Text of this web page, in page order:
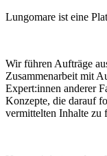
Lungomare ist eine
Wir führen Aufträge
Zusammenarbeit mit
Expert:innen anderer
Konzepte, die darauf
vermittelten Inhalte zu